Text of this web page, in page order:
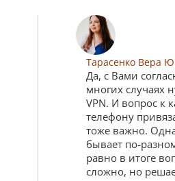
Тарасенко Вера
Да, с Вами
многих случаях
VPN. И вопрос к
телефону
тоже важно.
бывает по-
равно в итоге
сложно, но